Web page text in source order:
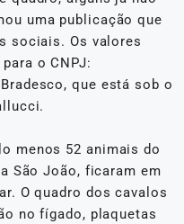
uma publicação que
sociais. Os valores
o CNPJ:
que está sob o
menos 52 animais do
São João, ficaram em
O quadro dos cavalos
no fígado, plaquetas